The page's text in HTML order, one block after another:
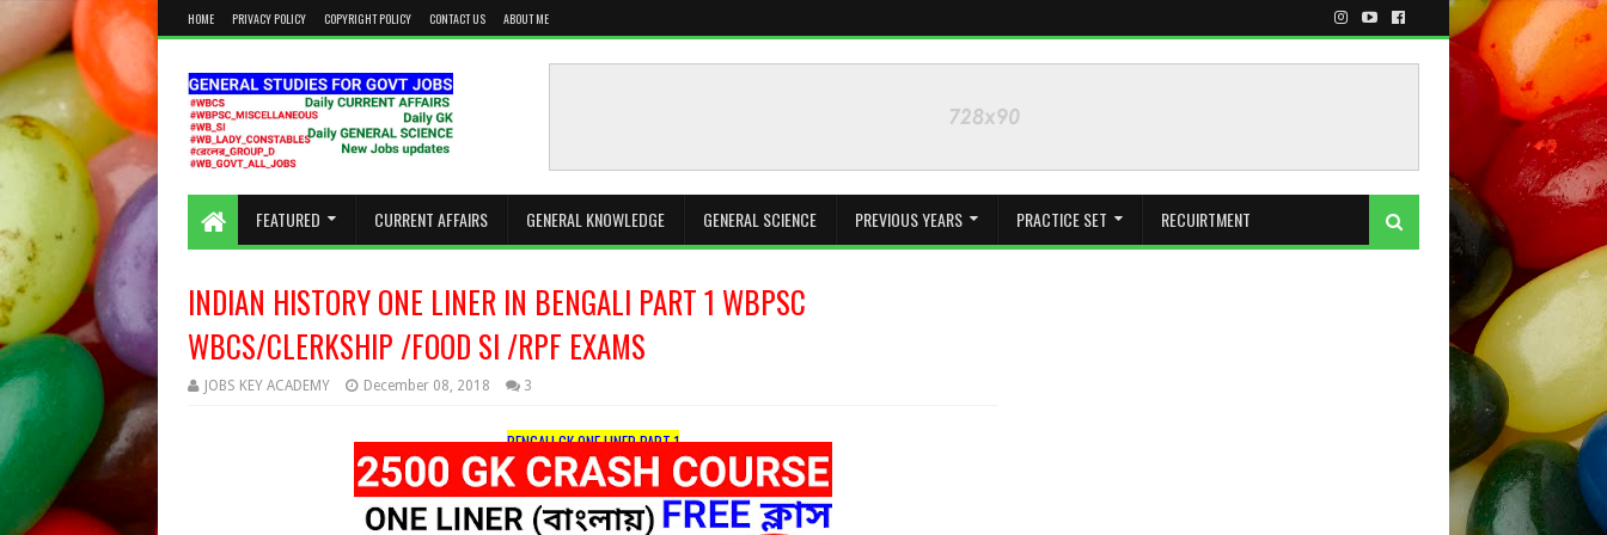
HOME PRIVACY POLICY COPYRIGHT POLICY CONTACT US ABOUT ME
KEEP CALM AND STUDY HARD
FEATURED CURRENT AFFAIRS GENERAL KNOWLEDGE GENERAL SCIENCE PREVIOUS YEARS PRACTICE SET RECUIRTMENT
INDIAN HISTORY ONE LINER IN BENGALI PART 1 WBPSC
WBCS/CLERKSHIP /FOOD SI /RPF EXAMS
JOBS KEY ACADEMY December 08, 2018 3
BENGALI GK ONE LINER PART 1